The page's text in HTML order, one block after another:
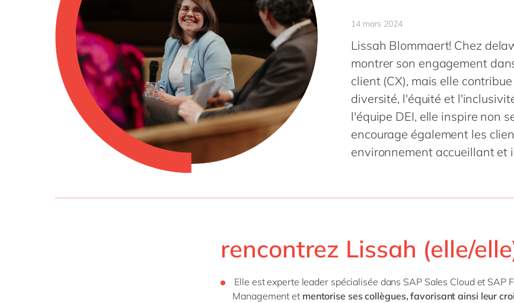
14 mars 2024
Lissah Blommaert! Chez
montrer son engagement
client (CX), mais elle
diversité, l'équité et
l'équipe DEI, elle inspire non
encourage également les
environnement accueillant et
rencontrez Lissah (elle/
Elle est experte leader spécialisée dans SAP Sales Cloud et SAP
Management et mentorise ses collègues, favorisant ainsi leur